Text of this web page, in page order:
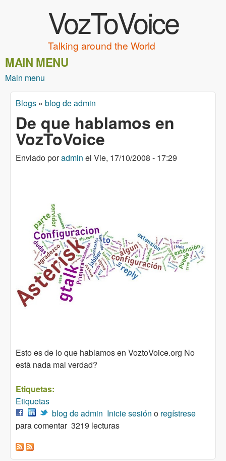
VozToVoice
Talking around the World
MAIN MENU
Main menu
Usted está aquí
Blogs » blog de admin
De que hablamos en
VozToVoice
Enviado poradmin el Vie, 17/10/2008 - 17:29
Esto es de lo que hablamos en VoztoVoice.org No
està nada mal verdad?
Etiquetas:
Etiquetas
blog de admin Inicie sesión o regístrese
para comentar 3219 lecturas